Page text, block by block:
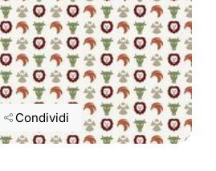
Condividi